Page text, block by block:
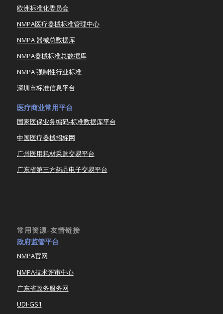
欧洲标准化委员会
NMPA医疗器械标准管理中心
NMPA 器械总数据库
NMPA器械标准总数据库
NMPA 强制性行业标准
深圳市标准信息平台
医疗商业常用平台
国家医保业务编码-标准数据库平台
中国医疗器械招标网
广州医用耗材采购交易平台
广东省第三方药品电子交易平台
常用资源-友情链接
政府监管平台
NMPA官网
NMPA技术评审中心
广东省政务服务网
UDI-GS1